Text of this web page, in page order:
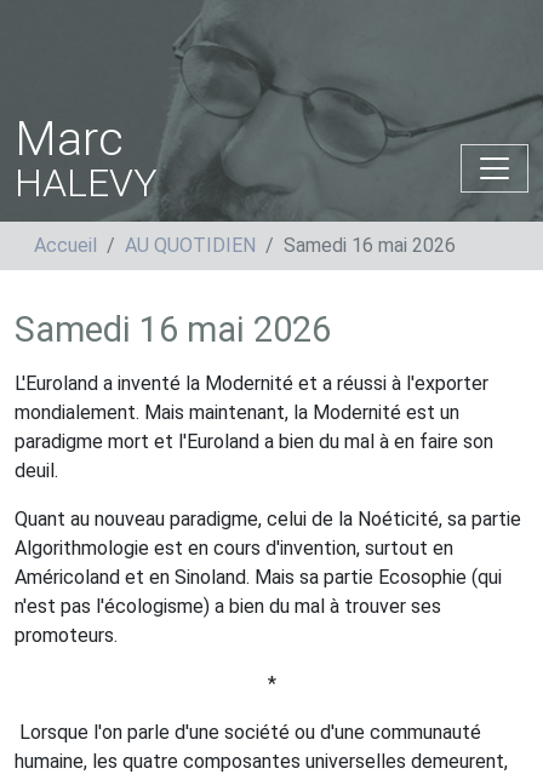
Marc
HALEVY
Accueil AU QUOTIDIEN Samedi 16 mai 2026
Samedi 16 mai 2026
L'Euroland a inventé la Modernité et a réussi à l'exporter
mondialement. Mais maintenant, la Modernité est un
paradigme mort et l'Euroland a bien du mal à en faire son
deuil.
Quant au nouveau paradigme, celui de la Noéticité, sa partie
Algorithmologie est en cours d'invention, surtout en
Américoland et en Sinoland. Mais sa partie Ecosophie (qui
n'est pas l'écologisme) a bien du mal à trouver ses
promoteurs.
*
Lorsque l'on parle d'une société ou d'une communauté
humaine, les quatre composantes universelles demeurent,